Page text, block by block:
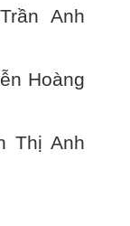
Anh
Hoàng
Thị Anh